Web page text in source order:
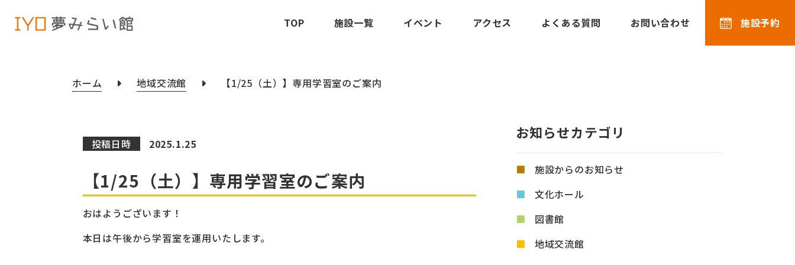
TOP 施設一覧 イベント アクセス よくある質問 お問い合わせ 施設予約
ホーム 地域交流館 【1/25（土）】専用学習室のご案内
投稿日時 2025.1.25
【1/25（土）】専用学習室のご案内
おはようございます！
本日は午後から学習室を運用いたします。
お知らせカテゴリ
施設からのお知らせ
文化ホール
図書館
地域交流館